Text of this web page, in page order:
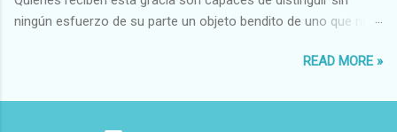
ningún esfuerzo de su parte un objeto bendito de uno que no
READ MORE »